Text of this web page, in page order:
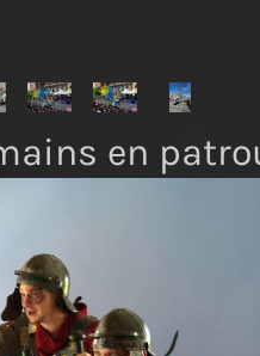
en